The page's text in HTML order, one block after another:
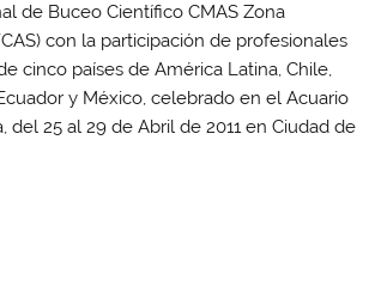
de Buceo Científico CMAS Zona
con la participación de profesionales
cinco países de América Latina, Chile,
y México, celebrado en el Acuario
del 25 al 29 de Abril de 2011 en Ciudad de